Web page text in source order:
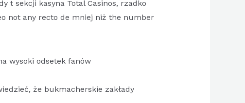
t sekcji kasyna Total Casinos, rzadko
not any recto de mniej niż the number
wysoki odsetek fanów
że bukmacherskie zakłady